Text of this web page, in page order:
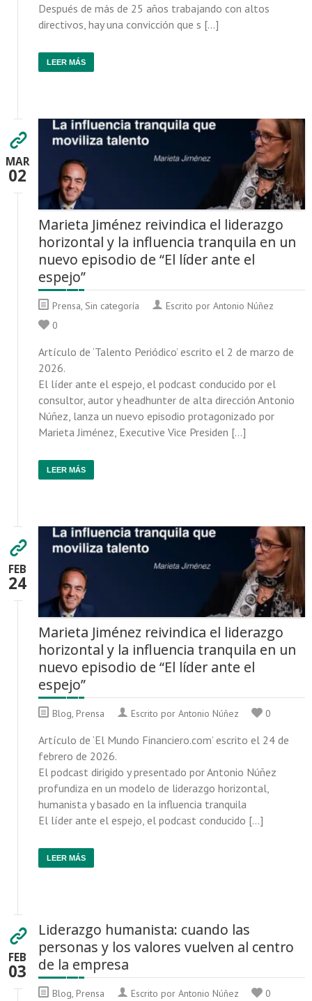
Después de más de 25 años trabajando con altos
directivos, hay una convicción que s […]
LEER MÁS
MAR
02
Marieta Jiménez reivindica el liderazgo
horizontal y la influencia tranquila en un
nuevo episodio de “El líder ante el
espejo”
Prensa, Sin categoría
Escrito por Antonio Núñez
0
Artículo de ‘Talento Periódico’ escrito el 2 de marzo de
2026.
El líder ante el espejo, el podcast conducido por el
consultor, autor y headhunter de alta dirección Antonio
Núñez, lanza un nuevo episodio protagonizado por
Marieta Jiménez, Executive Vice Presiden […]
LEER MÁS
FEB
24
Marieta Jiménez reivindica el liderazgo
horizontal y la influencia tranquila en un
nuevo episodio de “El líder ante el
espejo”
Blog, Prensa Escrito por Antonio Núñez 0
Artículo de ‘El Mundo Financiero.com’ escrito el 24 de
febrero de 2026.
El podcast dirigido y presentado por Antonio Núñez
profundiza en un modelo de liderazgo horizontal,
humanista y basado en la influencia tranquila
El líder ante el espejo, el podcast conducido […]
LEER MÁS
FEB
03
Liderazgo humanista: cuando las
personas y los valores vuelven al centro
de la empresa
Blog, Prensa Escrito por Antonio Núñez 0